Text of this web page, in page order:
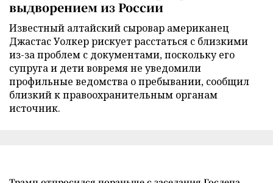
выдворением из России
Известный алтайский сыровар американец
Джастас Уолкер рискует расстаться с близкими
из-за проблем с документами, поскольку его
супруга и дети вовремя не уведомили
профильные ведомства о пребывании, сообщил
близкий к правоохранительным органам
источник.